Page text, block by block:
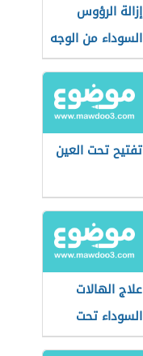
إزالة الرؤوس
السوداء من الوجه
تفتيح تحت العين
علاج الهالات
السوداء تحت
العين